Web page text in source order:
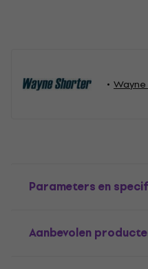
Parameters en
Aanbevolen